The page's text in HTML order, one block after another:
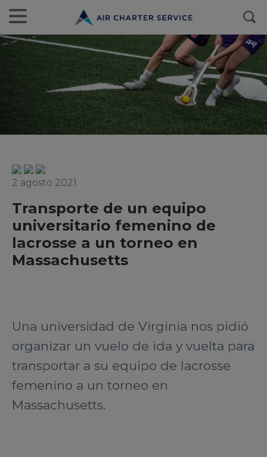
2 agosto 2021
Transporte de un equipo
universitario femenino de
lacrosse a un torneo en
Massachusetts
Una universidad de Virginia nos pidió
organizar un vuelo de ida y vuelta para
transportar a su equipo de lacrosse
femenino a un torneo en
Massachusetts.